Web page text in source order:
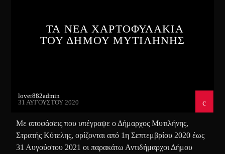
ΤΑ ΝΕΑ ΧΑΡΤΟΦΥΛΑΚΙΑ
ΤΟΥ ΔΗΜΟΥ ΜΥΤΙΛΗΝΗΣ
lover882admin
31 ΑΥΓΟΎΣΤΟΥ 2020
Με αποφάσεις που υπέγραψε ο Δήμαρχος Μυτιλήνης,
Στρατής Κύτελης, ορίζονται από 1η Σεπτεμβρίου 2020 έως
31 Αυγούστου 2021 οι παρακάτω Αντιδήμαρχοι Δήμου